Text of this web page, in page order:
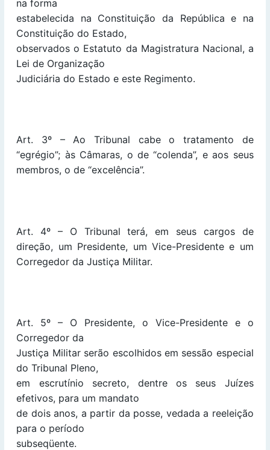
na forma
estabelecida na Constituição da República e na
Constituição do Estado,
observados o Estatuto da Magistratura Nacional, a
Lei de Organização
Judiciária do Estado e este Regimento.
Art. 3º – Ao Tribunal cabe o tratamento de
“egrégio”; às Câmaras, o de “colenda”, e aos seus
membros, o de “excelência”.
Art. 4º – O Tribunal terá, em seus cargos de
direção, um Presidente, um Vice-Presidente e um
Corregedor da Justiça Militar.
Art. 5º – O Presidente, o Vice-Presidente e o
Corregedor da
Justiça Militar serão escolhidos em sessão especial
do Tribunal Pleno,
em escrutínio secreto, dentre os seus Juízes
efetivos, para um mandato
de dois anos, a partir da posse, vedada a reeleição
para o período
subseqüente.